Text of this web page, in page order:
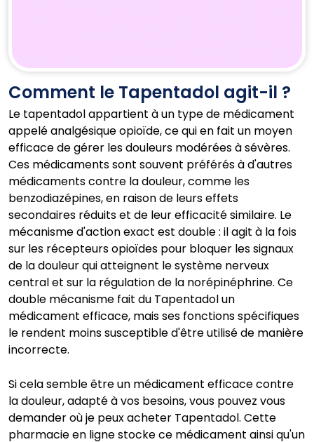
Comment le Tapentadol agit-il ?
Le tapentadol appartient à un type de médicament
appelé analgésique opioïde, ce qui en fait un moyen
efficace de gérer les douleurs modérées à sévères.
Ces médicaments sont souvent préférés à d'autres
médicaments contre la douleur, comme les
benzodiazépines, en raison de leurs effets
secondaires réduits et de leur efficacité similaire. Le
mécanisme d'action exact est double : il agit à la fois
sur les récepteurs opioïdes pour bloquer les signaux
de la douleur qui atteignent le système nerveux
central et sur la régulation de la norépinéphrine. Ce
double mécanisme fait du Tapentadol un
médicament efficace, mais ses fonctions spécifiques
le rendent moins susceptible d'être utilisé de manière
incorrecte.
Si cela semble être un médicament efficace contre
la douleur, adapté à vos besoins, vous pouvez vous
demander où je peux acheter Tapentadol. Cette
pharmacie en ligne stocke ce médicament ainsi qu'un